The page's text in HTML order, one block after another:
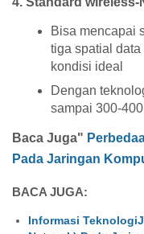
Bisa mencapai
tiga spatial
kondisi ideal
Dengan
sampai 300-
Baca Juga"
Pada Jaringan
BACA JUGA:
Informasi